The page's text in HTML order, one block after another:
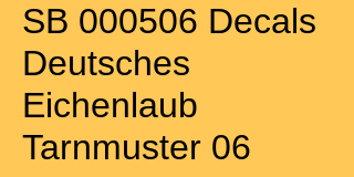
SB 000506 Decals
Deutsches
Eichenlaub
Tarnmuster 06